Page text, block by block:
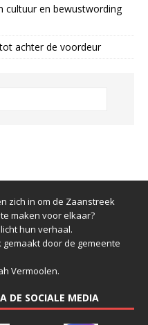
cultuur en bewustwording
achter de voordeur
zich in om de Zaanstreek
maken voor elkaar?
hun verhaal.
door de gemeente
Vermoolen.
DE SOCIALE MEDIA